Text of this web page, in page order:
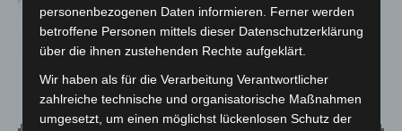
personenbezogenen Daten informieren. Ferner werden
betroffene Personen mittels dieser Datenschutzerklärung
über die ihnen zustehenden Rechte aufgeklärt.
Wir haben als für die Verarbeitung Verantwortlicher
zahlreiche technische und organisatorische Maßnahmen
umgesetzt, um einen möglichst lückenlosen Schutz der